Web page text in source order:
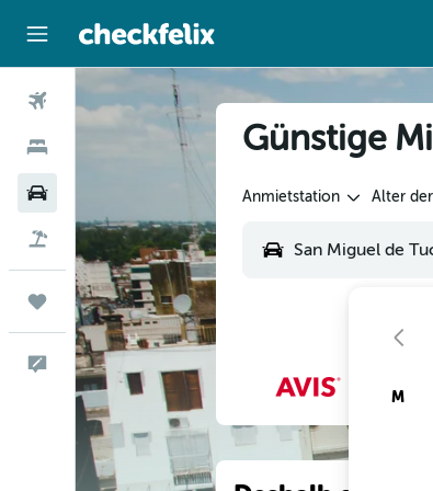
Flug+Hotel
Trips
Feedback
Günstige
Anmietstation Alter
M